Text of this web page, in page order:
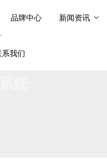
品牌中心 新闻资讯
我们